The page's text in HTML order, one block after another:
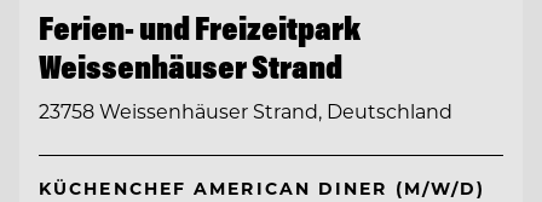
Ferien- und Freizeitpark
Weissenhäuser Strand
23758 Weissenhäuser Strand, Deutschland
KÜCHENCHEF AMERICAN DINER (M/W/D)